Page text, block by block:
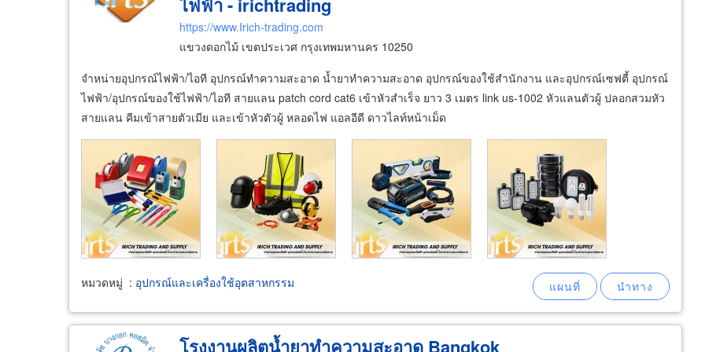
https://www.Irich-trading.com
แขวงดอกไม้ เขตประเวศ กรุงเทพมหานคร 10250
จำหน่ายอุปกรณ์ไฟฟ้า/ไอที อุปกรณ์ทำความสะอาด น้ำยาทำความสะอาด อุปกรณ์ของใช้สำนักงาน และอุปกรณ์เซฟตี้ อุปกรณ์
ไฟฟ้า/อุปกรณ์ของใช้ไฟฟ้า/ไอที สายแลน patch cord cat6 เข้าหัวสำเร็จ ยาว 3 เมตร link us-1002 หัวแลนตัวผู้ ปลอกสวมหัว
สายแลน คีมเข้าสายตัวเมีย และเข้าหัวตัวผู้ หลอดไฟ แอลอีดี ดาวไลท์หน้าเม็ด
หมวดหมู่ : อุปกรณ์และเครื่องใช้อุตสาหกรรม
โรงงานผลิตน้ำยาทำความสะอาด Bangkok